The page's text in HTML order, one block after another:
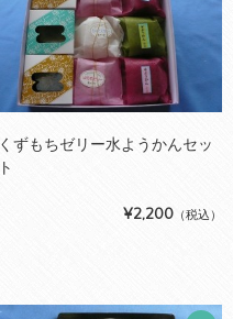
くずもちゼリー水ようかんセッ
ト
¥2,200 （税込）